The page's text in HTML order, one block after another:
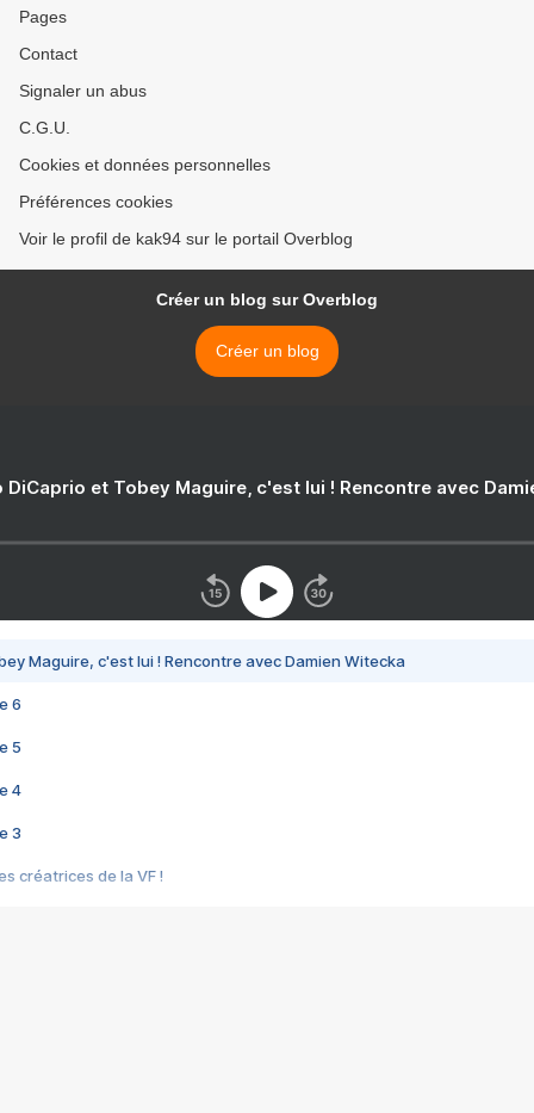
Pages
Contact
Signaler un abus
C.G.U.
Cookies et données personnelles
Préférences cookies
Voir le profil de kak94 sur le portail Overblog
Créer un blog sur Overblog
Créer un blog
DiCaprio et Tobey Maguire, c'est lui ! Rencontre avec
Maguire, c'est lui ! Rencontre avec Damien Witecka
6
5
4
3
créatrices de la VF !